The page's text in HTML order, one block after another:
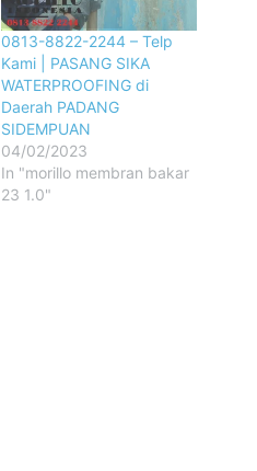
0813-8822-2244 – Telp
Kami | PASANG SIKA
WATERPROOFING di
Daerah PADANG
SIDEMPUAN
04/02/2023
In "morillo membran bakar
23 1.0"